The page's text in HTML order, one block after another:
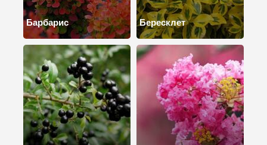
Барбарис Бересклет